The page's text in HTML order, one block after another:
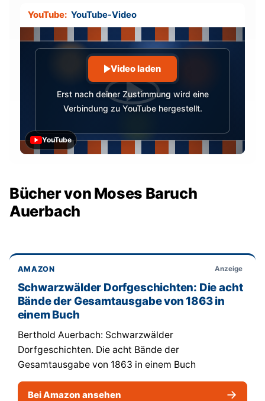
YouTube: YouTube-Video
YouTube
Video laden
Erst nach deiner Zustimmung wird eine
Verbindung zu YouTube hergestellt.
Bücher von Moses Baruch
Auerbach
AMAZON Anzeige
Schwarzwälder Dorfgeschichten: Die acht
Bände der Gesamtausgabe von 1863 in
einem Buch
Berthold Auerbach: Schwarzwälder
Dorfgeschichten. Die acht Bände der
Gesamtausgabe von 1863 in einem Buch
Bei Amazon ansehen →